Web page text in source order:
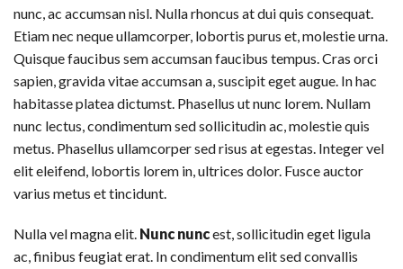
nunc, ac accumsan nisl. Nulla rhoncus at dui quis consequat.
Etiam nec neque ullamcorper, lobortis purus et, molestie urna.
Quisque faucibus sem accumsan faucibus tempus. Cras orci
sapien, gravida vitae accumsan a, suscipit eget augue. In hac
habitasse platea dictumst. Phasellus ut nunc lorem. Nullam
nunc lectus, condimentum sed sollicitudin ac, molestie quis
metus. Phasellus ullamcorper sed risus at egestas. Integer vel
elit eleifend, lobortis lorem in, ultrices dolor. Fusce auctor
varius metus et tincidunt.
Nulla vel magna elit. Nunc nuncest, sollicitudin eget ligula
ac, finibus feugiat erat. In condimentum elit sed convallis